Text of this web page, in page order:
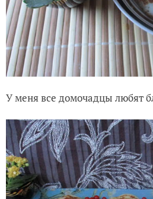
У меня все домочадцы любят